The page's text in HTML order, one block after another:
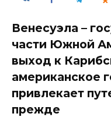
Венесуэла –
части Южной
выход к
американское
привлекает
прежде